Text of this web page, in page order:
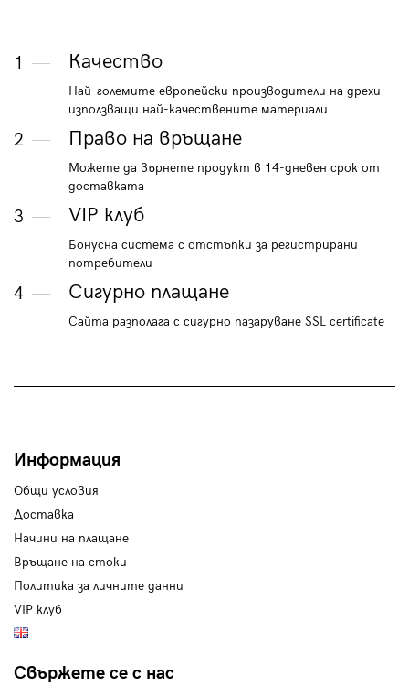
1 Качество
Най-големите европейски производители на дрехи
използващи най-качествените материали
2 Право на връщане
Можете да върнете продукт в 14-дневен срок от
доставката
3 VIP клуб
Бонусна система с отстъпки за регистрирани
потребители
4 Сигурно плащане
Сайта разполага с сигурно пазаруване SSL certificate
Информация
Общи условия
Доставка
Начини на плащане
Връщане на стоки
Политика за личните данни
VIP клуб
Свържете се с нас